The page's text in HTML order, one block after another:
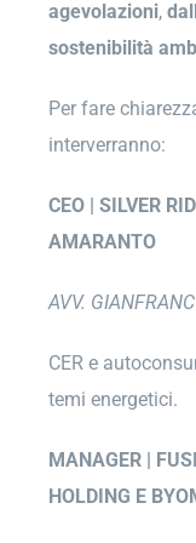
agevolazioni,
sostenibilità
Per fare
interverranno:
CEO | SILVER
AMARANTO
AVV.
CER e
temi energetici.
MANAGER |
HOLDING E